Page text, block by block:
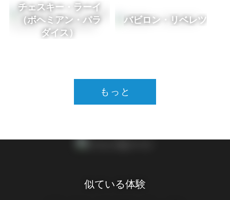
チェスキー・ラーイ
（ボヘミアン・パラ
ダイス）
バビロン・リベレツ
もっと
似ている体験